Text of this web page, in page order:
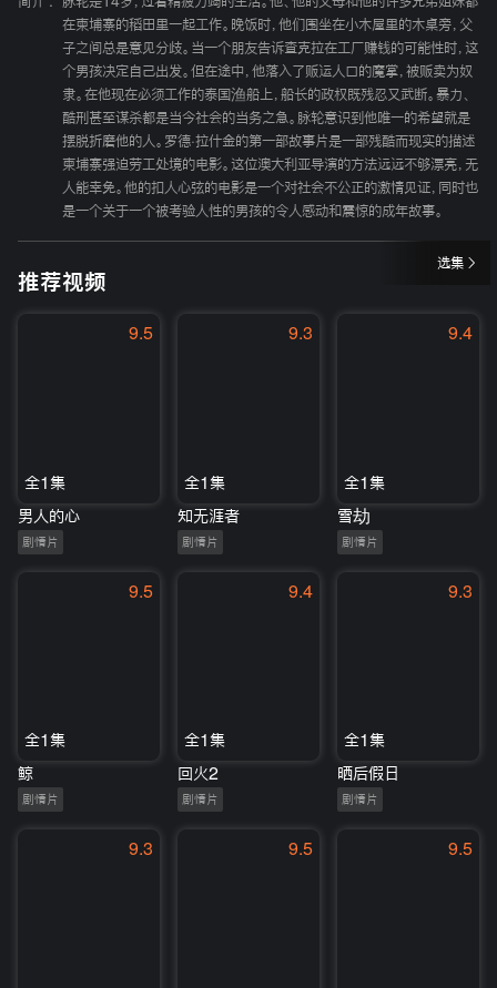
在柬埔寨的稻田里一起工作。晚饭时，他们围坐在小木屋里的木桌旁，父
子之间总是意见分歧。当一个朋友告诉查克拉在工厂赚钱的可能性时，这
个男孩决定自己出发。但在途中，他落入了贩运人口的魔掌，被贩卖为奴
隶。在他现在必须工作的泰国渔船上，船长的政权既残忍又武断。暴力、
酷刑甚至谋杀都是当今社会的当务之急。脉轮意识到他唯一的希望就是
摆脱折磨他的人。罗德·拉什金的第一部故事片是一部残酷而现实的描述
柬埔寨强迫劳工处境的电影。这位澳大利亚导演的方法远远不够漂亮，无
人能幸免。他的扣人心弦的电影是一个对社会不公正的激情见证，同时也
是一个关于一个被考验人性的男孩的令人感动和震惊的成年故事。
选集
推荐视频
9.5
全1集
男人的心
剧情片
9.3
全1集
知无涯者
剧情片
9.4
全1集
雪劫
剧情片
9.5
全1集
鲸
剧情片
9.4
全1集
回火2
剧情片
9.3
全1集
晒后假日
剧情片
9.3 9.5 9.5